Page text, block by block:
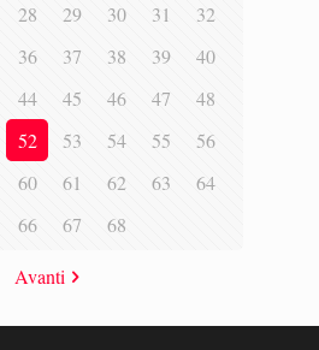
28 29 30 31
32
36 37 38 39
40
44 45 46 47
48
52 53 54 55
56
60 61 62 63
64
66 67 68
Avanti